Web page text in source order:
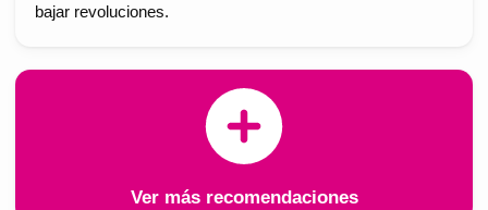
bajar revoluciones.
Ver más recomendaciones